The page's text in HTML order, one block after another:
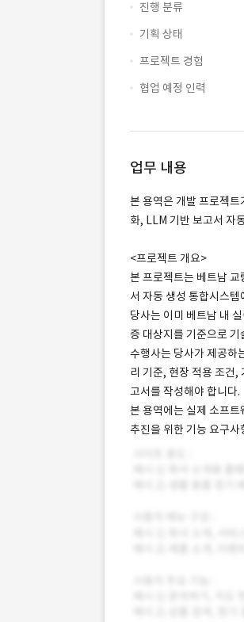
진행 분류
기획 상태
프로젝트 경험
협업 예정 인력
업무 내용
본 용역은 개발 프로젝
화, LLM 기반 보고서 자
<프로젝트 개요>
본 프로젝트는 베트남
서 자동 생성 통합시스
당사는 이미 베트남 내
증 대상지를 기준으로
수행사는 당사가 제공하
리 기준, 현장 적용 조건,
고서를 작성해야 합니다.
본 용역에는 실제 소프
추진을 위한 기능 요구